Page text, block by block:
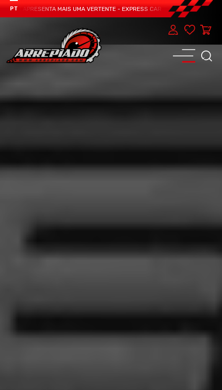
PT
APRESENTA MAIS UMA VERTENTE - EXPRESS CAR SERVICE, MANUTENÇÃO